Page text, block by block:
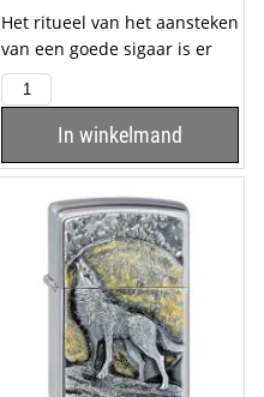
Het ritueel van het aansteken
van een goede sigaar is er
een van traditie en
vaardigheid - en het...
In winkelmand